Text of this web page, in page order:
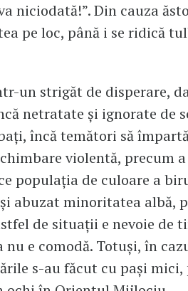
niciodată!”. Din cauza
pe loc, până i se ridică
un strigăt de disperare,
netratate şi ignorate de
încă temători să
violentă, precum
populaţia de culoare a
abuzat minoritatea albă,
de situaţii e nevoie de
nu e comodă. Totuşi, în
s-au făcut cu paşi mici,